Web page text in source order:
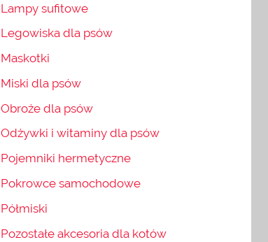
Lampy sufitowe
Legowiska dla psów
Maskotki
Miski dla psów
Obroże dla psów
Odżywki i witaminy dla psów
Pojemniki hermetyczne
Pokrowce samochodowe
Półmiski
Pozostałe akcesoria dla kotów